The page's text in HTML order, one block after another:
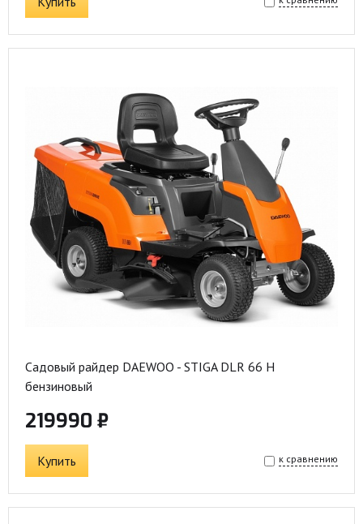
Садовый райдер DAEWOO - STIGA DLR 66 H
бензиновый
219990 ₽
Купить к сравнению